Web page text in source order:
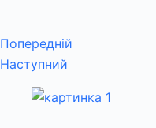
Попередній
Наступний